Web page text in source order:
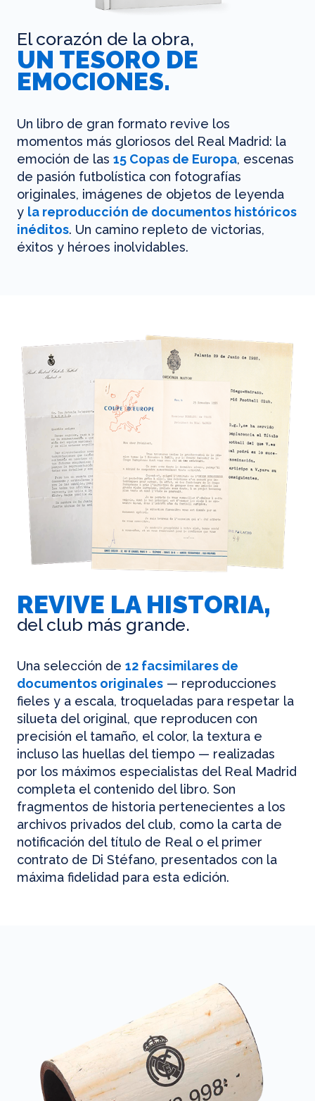
El corazón de la obra,
UN TESORO DE
EMOCIONES.
Un libro de gran formato revive los
momentos más gloriosos del Real Madrid: la
emoción de las 15 Copas de Europa, escenas
de pasión futbolística con fotografías
originales, imágenes de objetos de leyenda
y la reproducción de documentos históricos
inéditos. Un camino repleto de victorias,
éxitos y héroes inolvidables.
REVIVE LA HISTORIA,
del club más grande.
Una selección de 12 facsimilares de
documentos originales — reproducciones
fieles y a escala, troqueladas para respetar la
silueta del original, que reproducen con
precisión el tamaño, el color, la textura e
incluso las huellas del tiempo — realizadas
por los máximos especialistas del Real Madrid
completa el contenido del libro. Son
fragmentos de historia pertenecientes a los
archivos privados del club, como la carta de
notificación del título de Real o el primer
contrato de Di Stéfano, presentados con la
máxima fidelidad para esta edición.